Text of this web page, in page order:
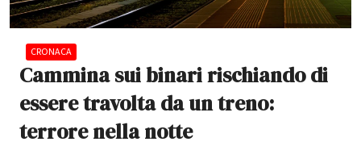
CRONACA
Cammina sui binari rischiando di
essere travolta da un treno:
terrore nella notte